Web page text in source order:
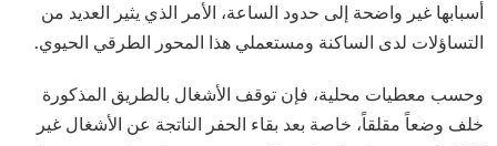
أسبابها غير واضحة إلى حدود الساعة، الأمر الذي يثير العديد من
التساؤلات لدى الساكنة ومستعملي هذا المحور الطرقي الحيوي.
وحسب معطيات محلية، فإن توقف الأشغال بالطريق المذكورة
خلف وضعاً مقلقاً، خاصة بعد بقاء الحفر الناتجة عن الأشغال غير